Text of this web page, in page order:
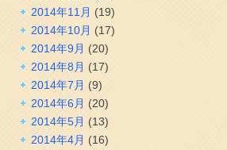
2014年11月 (19)
2014年10月 (17)
2014年9月 (20)
2014年8月 (17)
2014年7月 (9)
2014年6月 (20)
2014年5月 (13)
2014年4月 (16)